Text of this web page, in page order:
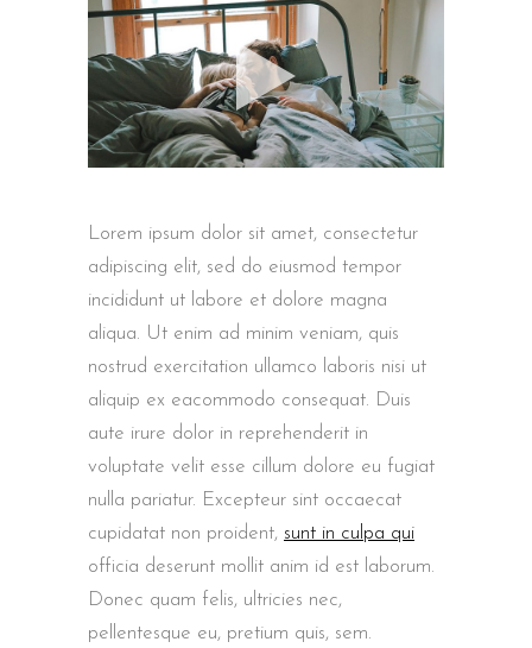
Lorem ipsum dolor sit amet, consectetur
adipiscing elit, sed do eiusmod tempor
incididunt ut labore et dolore magna
aliqua. Ut enim ad minim veniam, quis
nostrud exercitation ullamco laboris nisi ut
aliquip ex eacommodo consequat. Duis
aute irure dolor in reprehenderit in
voluptate velit esse cillum dolore eu fugiat
nulla pariatur. Excepteur sint occaecat
cupidatat non proident, sunt in culpa qui
officia deserunt mollit anim id est laborum.
Donec quam felis, ultricies nec,
pellentesque eu, pretium quis, sem.